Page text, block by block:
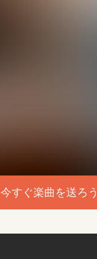
今すぐ楽曲を送ろう